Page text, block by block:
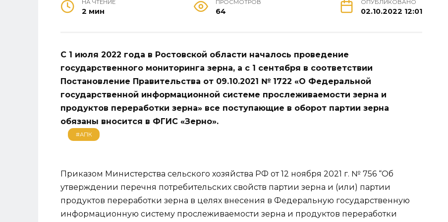
НА ЧТЕНИЕ
2 мин
ПРОСМОТРОВ
64
ОПУБЛИКОВАНО
02.10.2022 12:01
С 1 июля 2022 года в Ростовской области началось проведение
государственного мониторинга зерна, а с 1 сентября в соответствии
Постановление Правительства от 09.10.2021 № 1722 «О Федеральной
государственной информационной системе прослеживаемости зерна и
продуктов переработки зерна» все поступающие в оборот партии зерна
обязаны вносится в ФГИС «Зерно».
#АПК
Приказом Министерства сельского хозяйства РФ от 12 ноября 2021 г. № 756 “Об
утверждении перечня потребительских свойств партии зерна и (или) партии
продуктов переработки зерна в целях внесения в Федеральную государственную
информационную систему прослеживаемости зерна и продуктов переработки